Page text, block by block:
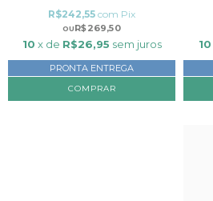
R$269,50
R$242,55 com Pix
10 x de R$26,95 sem juros
PRONTA ENTREGA
10